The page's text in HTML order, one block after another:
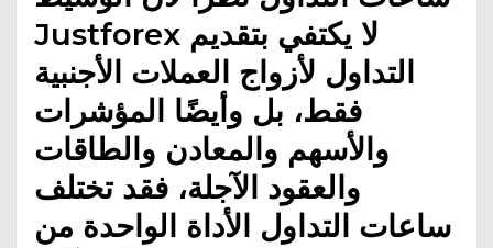
Justforex لا يكتفي بتقديم
التداول لأزواج العملات الأجنبية
فقط، بل وأيضًا المؤشرات
والأسهم والمعادن والطاقات
والعقود الآجلة، فقد تختلف
ساعات التداول الأداة الواحدة من